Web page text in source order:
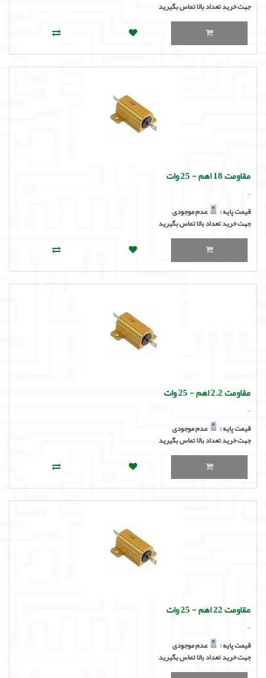
جهت خرید تعداد بالا تماس بگیرید
مقاومت 18 اهم - 25 وات
..
قیمت پایه :
عدم موجودی
جهت خرید تعداد بالا تماس بگیرید
مقاومت 2.2 اهم - 25 وات
..
قیمت پایه :
عدم موجودی
جهت خرید تعداد بالا تماس بگیرید
مقاومت 22 اهم - 25 وات
..
قیمت پایه :
عدم موجودی
جهت خرید تعداد بالا تماس بگیرید